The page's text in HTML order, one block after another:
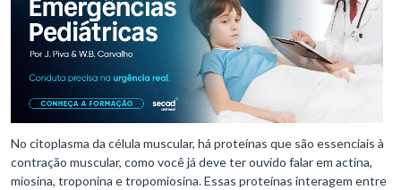
No citoplasma da célula muscular, há proteínas que são essenciais à
contração muscular, como você já deve ter ouvido falar em actina,
miosina, troponina e tropomiosina. Essas proteínas interagem entre